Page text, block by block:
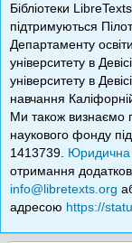
Бібліотеки
підтримуються
Департаменту
університету в
університету в
навчання
Ми також визнаємо
наукового фонду
1413739. Юридична
отримання
info@libretexts.org
адресою https://